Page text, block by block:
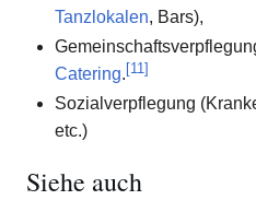
Tanzlokalen, Bars),
Catering.[11]
Sozialverpflegung
etc.)
Siehe auch